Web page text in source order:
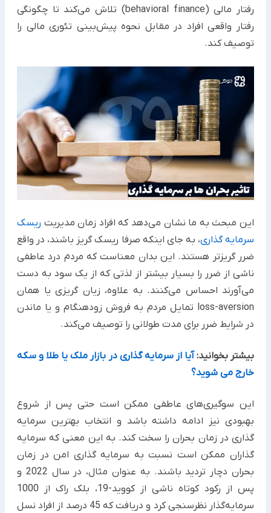
رفتار مالی (behavioral finance) تلاش می‌کند تا چگونگی
رفتار واقعی افراد در مقابل نحوه پیش‌بینی تئوری مالی را
توصیف کند.
این مبحث به ما نشان می‌دهد که افراد زمان مدیریت ریسک
سرمایه‌ گذاری، به جای اینکه صرفا ریسک گریز باشند، در واقع
ضرر گریزتر هستند. این بدان معناست که مردم درد عاطفی
ناشی از ضرر را بسیار بیشتر از لذتی که از یک سود به دست
می‌آورند احساس می‌کنند. به علاوه، زیان گریزی یا همان
loss-aversion تمایل مردم به فروش زودهنگام و یا ماندن
در شرایط ضرر برای مدت طولانی را توصیف می‌کند.
بیشتر بخوانید:آیا از سرمایه گذاری در بازار ملک یا طلا و سکه
خارج می شوید؟
این سوگیری‌های عاطفی ممکن است حتی پس از شروع
بهبودی نیز ادامه داشته باشد و انتخاب بهترین سرمایه
گذاری در زمان بحران را سخت کند. به این معنی که سرمایه
گذاران ممکن است نسبت به سرمایه گذاری امن در زمان
بحران دچار تردید باشند. به عنوان مثال، در سال 2022 و
پس از رکود کوتاه ناشی از کووید-19، بلک راک از 1000
سرمایه‌گذار نظرسنجی کرد و دریافت که 45 درصد از افراد نسل